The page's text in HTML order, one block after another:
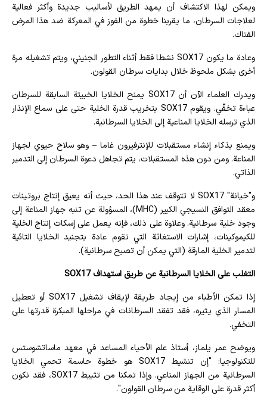
ويمكن لهذا الاكتشاف أن يمهد الطريق لأساليب جديدة وأكثر فعالية
لعلاجات السرطان، ما يقربنا خطوة من الفوز في المعركة ضد هذا المرض
الفتاك.
وعادة ما يكون SOX17 نشطا فقط أثناء التطور الجنيني، ويتم تشغيله مرة
أخرى بشكل ملحوظ خلال بدايات سرطان القولون.
ويدرك العلماء الآن أن SOX17 يمنح الخلايا الخبيثة السابقة للسرطان
عباءة تخفّي. ويقوم SOX17 بتخريب قدرة الخلية حتى على سماع الإنذار
الذي ترسله الخلايا المناعية إلى الخلايا السرطانية.
ويمنع بذكاء إنشاء مستقبلات للإنترفيرون غاما – وهو سلاح حيوي لجهاز
المناعة. ومن دون هذه المستقبلات، يتم تجاهل دعوة السرطان إلى التدمير
الذاتي.
و"خيانة" SOX17 لا تتوقف عند هذا الحد، حيث أنه يعيق إنتاج بروتينات
معقد التوافق النسيجي الكبير (MHC)، المسؤولة عن تنبه جهاز المناعة إلى
وجود خلية سرطانية. وعلاوة على ذلك، فإنه يعمل على إسكات إنتاج الخلية
للكيموكينات، إشارات الاستغاثة التي تقوم عادة بتجنيد الخلايا التائية
لتدمير الخلية المارقة (التي يمكن أن تصبح سرطانية).
التغلب على الخلايا السرطانية عن طريق استهداف SOX17
إذا تمكن الأطباء من إيجاد طريقة لإيقاف تشغيل SOX17 أو تعطيل
المسار الذي يثيره، فقد تفقد السرطانات في مراحلها المبكرة قدرتها على
التخفي.
ويوضح عمر يلماز، أستاذ علم الأحياء المساعد في معهد ماساتشوستس
للتكنولوجيا: "إن تنشيط SOX17 هو خطوة حاسمة تحمي الخلايا
السرطانية من الجهاز المناعي. وإذا تمكنا من تثبيط SOX17، فقد نكون
أكثر قدرة على الوقاية من سرطان القولون".